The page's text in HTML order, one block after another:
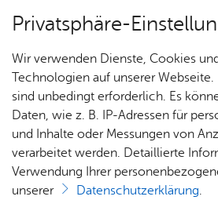
Sport­ver­ei­ne
Start­sei­te
Über
Privatsphäre-
Wir verwenden Dienste, Cookies
Technologien auf unserer
sind unbedingt erforderlich. Es
Daten, wie z. B. IP-Adressen für
und Inhalte oder Messungen von
verarbeitet werden. Detaillierte
Verwendung Ihrer
unserer
Datenschutzerklärung.